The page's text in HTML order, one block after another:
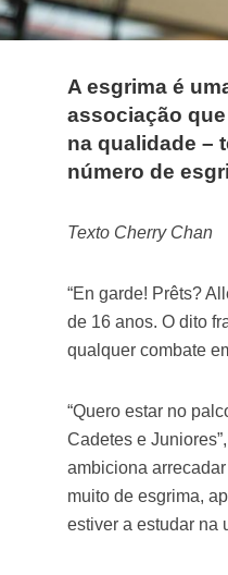
A esgrima é
associação
na qualidade –
número de
Texto Cherry Chan
“En garde! Prêts?
de 16 anos. O dito
qualquer combate
“Quero estar no
Cadetes e
ambiciona
muito de esgrima,
estiver a estudar na